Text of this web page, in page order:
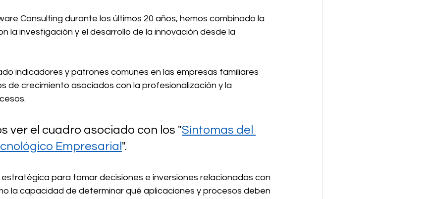
Consulting durante los últimos 20 años, hemos combinado la
la investigación y el desarrollo de la innovación desde la
indicadores y patrones comunes en las empresas familiares
de crecimiento asociados con la profesionalización y la
ver el cuadro asociado con los "Síntomas del
Empresarial ".
para tomar decisiones e inversiones relacionadas con
la capacidad de determinar qué aplicaciones y procesos deben